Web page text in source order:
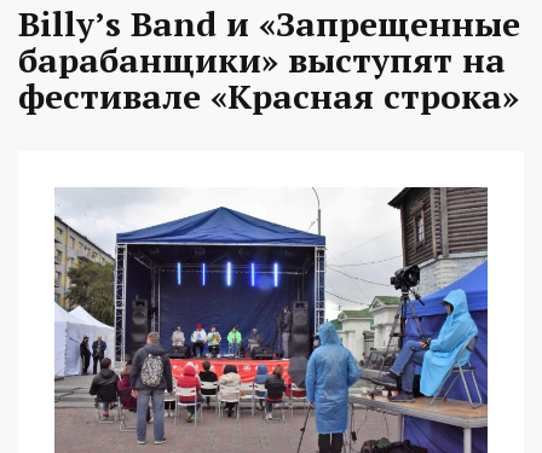
Billy’s Band и «Запрещенные
барабанщики» выступят на
фестивале «Красная строка»